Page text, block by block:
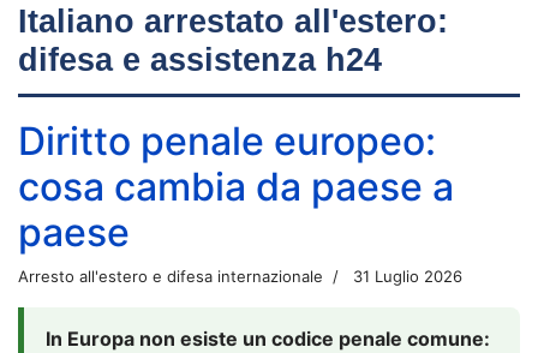
Italiano arrestato all'estero:
difesa e assistenza h24
Diritto penale europeo:
cosa cambia da paese a
paese
Arresto all'estero e difesa internazionale 31 Luglio 2026
In Europa non esiste un codice penale comune: